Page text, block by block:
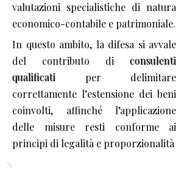
valutazioni specialistiche di natura
economico-contabile e patrimoniale.
In questo ambito, la difesa si avvale
del contributo di consulenti
qualificati per delimitare
correttamente l’estensione dei beni
coinvolti, affinché l’applicazione
delle misure resti conforme ai
principi di legalità e proporzionalità